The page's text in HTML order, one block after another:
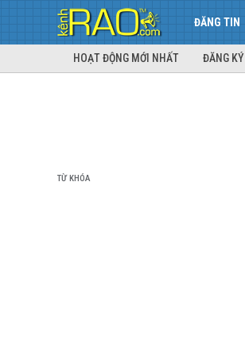
ĐĂNG TIN
HOẠT ĐỘNG MỚI NHẤT ĐĂNG KÝ
TỪ KHÓA